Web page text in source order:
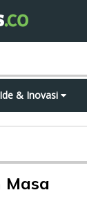
Ide & Inovasi